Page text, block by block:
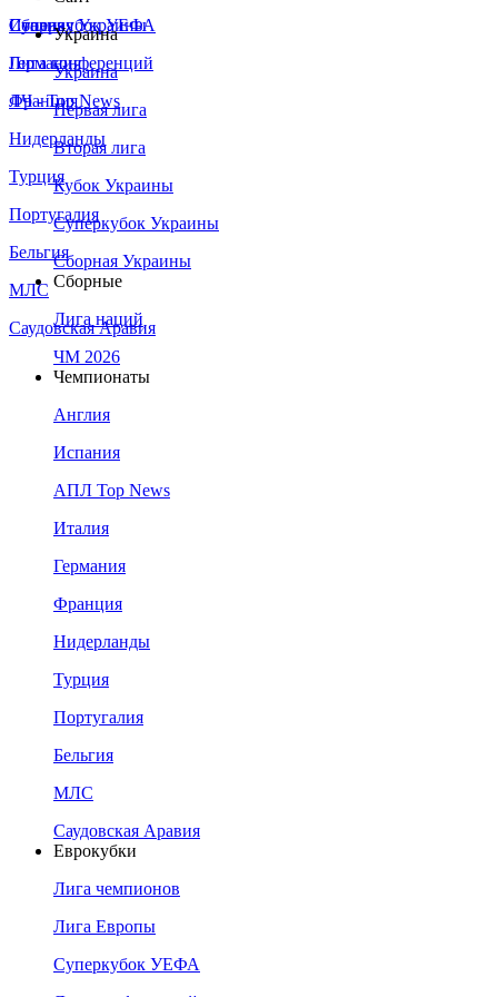
Сборная Украины
Италия
Германия
Франция
Нидерланды
Турция
Португалия
Бельгия
МЛС
Саудовская Аравия
Суперкубок УЕФА
Лига конференций
ЛЧ - Top News
Украина
Украина
Первая лига
Вторая лига
Кубок Украины
Суперкубок Украины
Сборная Украины
Сборные
Лига наций
ЧМ 2026
Чемпионаты
Англия
Испания
АПЛ Top News
Италия
Германия
Франция
Нидерланды
Турция
Португалия
Бельгия
МЛС
Саудовская Аравия
Еврокубки
Лига чемпионов
Лига Европы
Суперкубок УЕФА